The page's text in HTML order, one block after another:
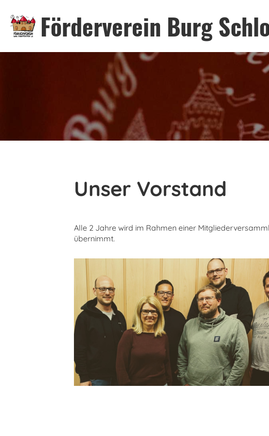
Förderverein Burg
Unser Vorstand
Alle 2 Jahre wird im Rahmen einer
übernimmt.